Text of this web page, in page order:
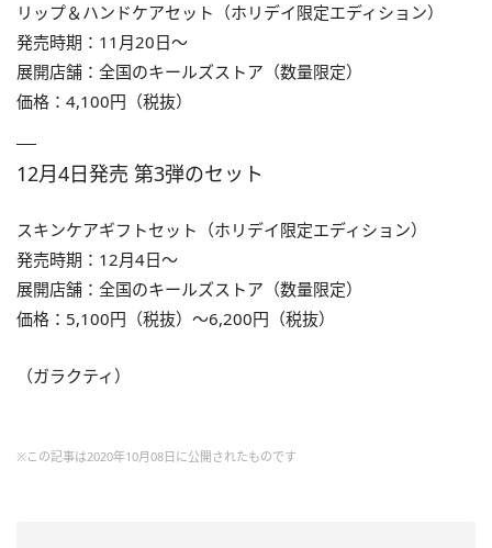
リップ＆ハンドケアセット（ホリデイ限定エディション）
発売時期：11月20日〜
展開店舗：全国のキールズストア（数量限定）
価格：4,100円（税抜）
12月4日発売 第3弾のセット
スキンケアギフトセット（ホリデイ限定エディション）
発売時期：12月4日〜
展開店舗：全国のキールズストア（数量限定）
価格：5,100円（税抜）～6,200円（税抜）
（ガラクティ）
※この記事は2020年10月08日に公開されたものです